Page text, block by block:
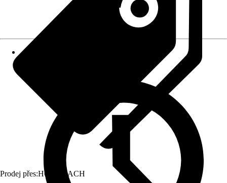
Prodej přes:HORNBACH